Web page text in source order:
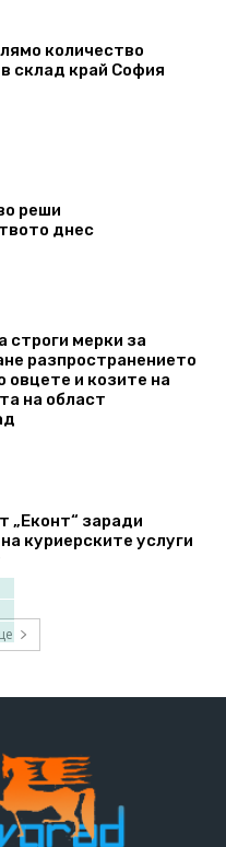
количество
в склад край София
реши
днес
строги мерки за
разпространението
овцете и козите на
на област
„Еконт“ заради
куриерските услуги